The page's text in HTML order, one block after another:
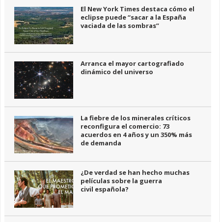
El New York Times destaca cómo el
eclipse puede “sacar a la España
vaciada de las sombras”
Arranca el mayor cartografiado
dinámico del universo
La fiebre de los minerales críticos
reconfigura el comercio: 73
acuerdos en 4 años y un 350% más
de demanda
¿De verdad se han hecho muchas
películas sobre la guerra
civil española?